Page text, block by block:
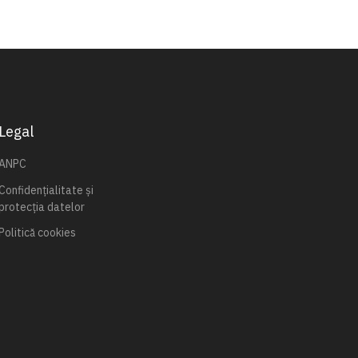
Legal
Confidențialitate și
protecția datelor
Politică cookies